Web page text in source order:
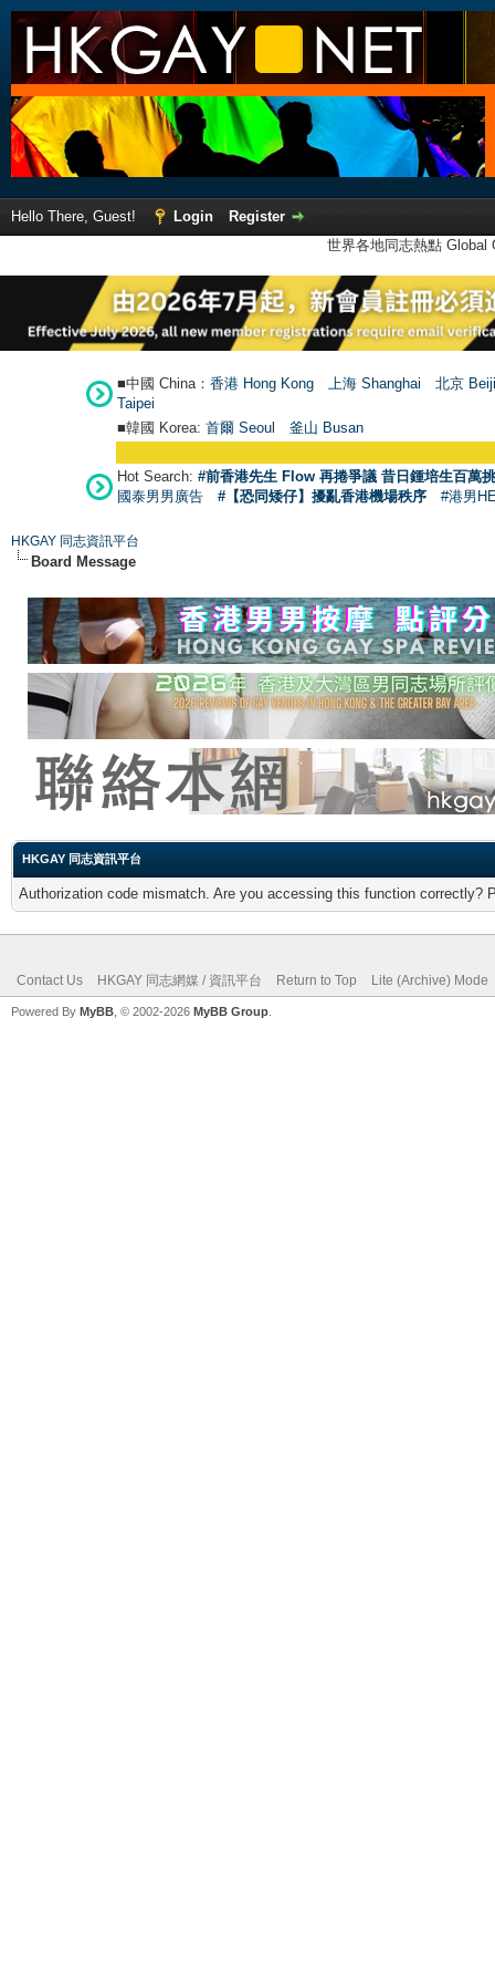
Hello There, Guest! Login
Register
世界各地同志熱點
■中國 China： 香港 Hong Kong 上海 Shanghai
北京
Taipei
■韓國 Korea: 首爾 Seoul 釜山 Busan
Hot Search: #前香港先生 Flow 再捲爭議 昔日鍾培生百萬
國泰男男廣告
#【恐同矮仔】擾亂香港機場秩序 #港男
HKGAY 同志資訊平台
Board Message
HKGAY 同志資訊平台
Authorization code mismatch. Are you accessing this function correctly?
Contact Us HKGAY 同志網媒 / 資訊平台 Return to Top Lite (Archive) Mode
Powered By MyBB , © 2002-2026 MyBB Group